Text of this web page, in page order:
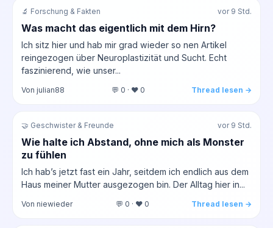
🔬 Forschung & Fakten vor 9 Std.
Was macht das eigentlich mit dem Hirn?
Ich sitz hier und hab mir grad wieder so nen Artikel
reingezogen über Neuroplastizität und Sucht. Echt
faszinierend, wie unser...
Von julian88 💬 0 · ❤️ 0 Thread lesen →
🤝 Geschwister & Freunde vor 9 Std.
Wie halte ich Abstand, ohne mich als Monster
zu fühlen
Ich hab’s jetzt fast ein Jahr, seitdem ich endlich aus dem
Haus meiner Mutter ausgezogen bin. Der Alltag hier in...
Von niewieder 💬 0 · ❤️ 0 Thread lesen →